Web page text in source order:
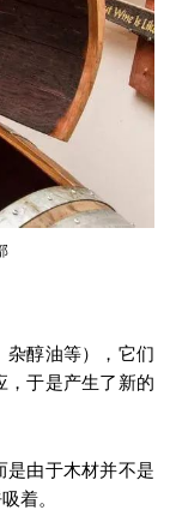
杂醇油等），它们
，于是产生了新的
是由于木材并不是
着。